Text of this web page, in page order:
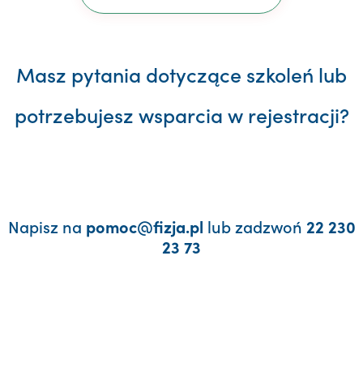
Masz pytania dotyczące szkoleń lub
potrzebujesz wsparcia w rejestracji?
Napisz na pomoc@fizja.pl lub zadzwoń 22 230
23 73